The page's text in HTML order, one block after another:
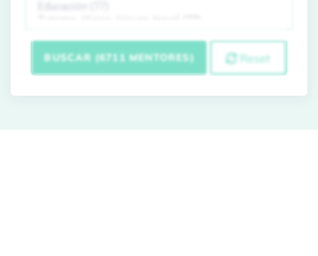
BUSCAR (6711 MENTORES) Reset